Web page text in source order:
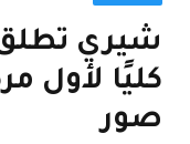
كليًا لأول
صور